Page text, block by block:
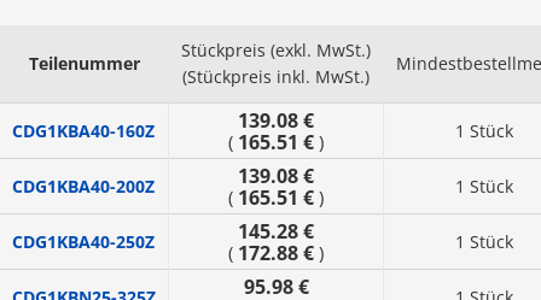
Teilenummer
Stückpreis (exkl. MwSt.)
(Stückpreis inkl. MwSt.)
CDG1KBA40-160Z 139.08 €
( 165.51 € ) 1 Stück
CDG1KBA40-200Z 139.08 €
( 165.51 € ) 1 Stück
CDG1KBA40-250Z 145.28 €
( 172.88 € ) 1 Stück
95.98 €